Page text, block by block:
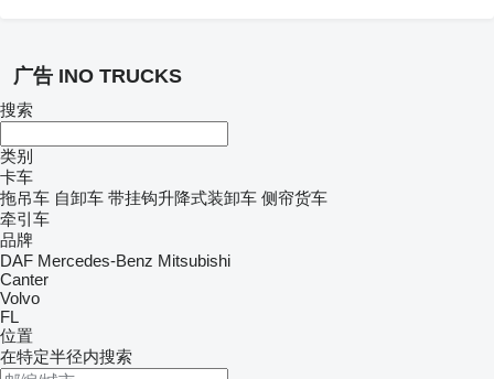
广告 INO TRUCKS
搜索
类别
卡车
拖吊车 自卸车 带挂钩升降式装卸车 侧帘货车
牵引车
品牌
DAF Mercedes-Benz Mitsubishi
Canter
Volvo
FL
位置
在特定半径内搜索